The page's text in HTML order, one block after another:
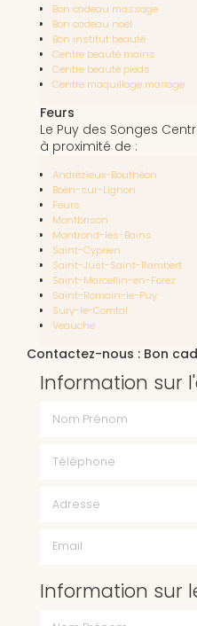
Bon cadeau massage
Bon cadeau noël
Bon institut beauté
Centre beauté mains
Centre beauté pieds
Centre maquillage mariage
Feurs
Le Puy des Songes
à proximité de :
Andrézieux-Bouthéon
Boën-sur-Lignon
Feurs
Montbrison
Montrond-les-Bains
Saint-Cyprien
Saint-Just-Saint-Rambert
Saint-Marcellin-en-Forez
Saint-Romain-le-Puy
Sury-le-Comtal
Veauche
Contactez-nous : Bon
Information sur
Information sur